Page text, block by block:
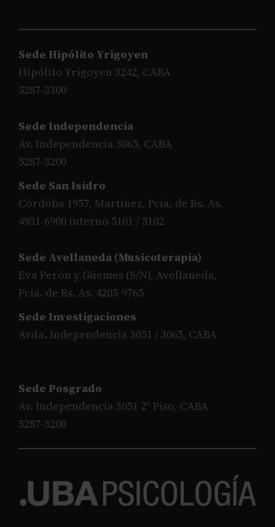
Sede Hipólito Yrigoyen
Hipólito Yrigoyen 3242, CABA
5287-3300
Sede Independencia
Av. Independencia 3065, CABA
5287-3200
Sede San Isidro
Córdoba 1957, Martínez, Pcia. de Bs. As.
4931-6900 interno 5101 / 5102
Sede Avellaneda (Musicoterapia)
Eva Perón y Güemes (S/N), Avellaneda,
Pcia. de Bs. As. 4205-9765
Sede Investigaciones
Avda. Independencia 3051 / 3065, CABA
Sede Posgrado
Av. Independencia 3051 2° Piso, CABA
5287-3200